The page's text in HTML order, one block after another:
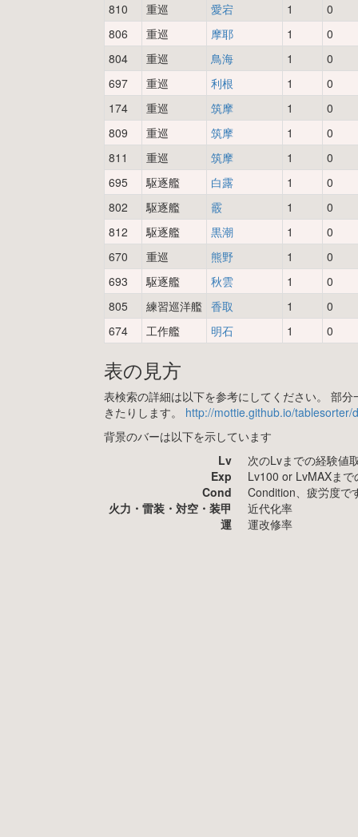
810
重巡 愛宕 1
0
806
重巡 摩耶 1
0
804
重巡 鳥海 1
0
697
重巡 利根 1
0
174
重巡 筑摩 1
0
809
重巡 筑摩 1
0
811
重巡 筑摩 1
0
695
駆逐艦 白露 1
0
802
駆逐艦 霰 1
0
812
駆逐艦 黒潮 1
0
670
重巡 熊野 1
0
693
駆逐艦 秋雲 1
0
805
練習巡洋艦 香取 1
0
674
工作艦 明石 1 0
表の見方
表検索の詳細は以下を参考にしてください。 部
きたりします。 http://mottie.github.io/
背景のバーは以下を示しています
Lv
次のLvまでの経験値
Exp
Lv100 or LvMAXま
Cond
Condition、疲労度で
火力・雷装・対空・装甲
近代化率
運
運改修率